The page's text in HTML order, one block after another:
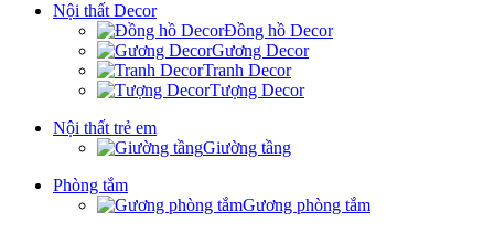
Nội thất Decor
Đồng hồ Decor
Gương Decor
Tranh Decor
Tượng Decor
Nội thất trẻ em
Giường tầng
Phòng tắm
Gương phòng tắm